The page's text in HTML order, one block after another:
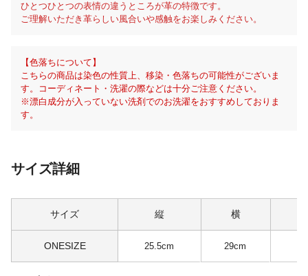
ひとつひとつの表情の違うところが革の特徴です。
ご理解いただき革らしい風合いや感触をお楽しみください。
【色落ちについて】
こちらの商品は染色の性質上、移染・色落ちの可能性がございま
す。コーディネート・洗濯の際などは十分ご注意ください。
※漂白成分が入っていない洗剤でのお洗濯をおすすめしておりま
す。
サイズ詳細
サイズ 縦 横
ONESIZE 25.5cm 29cm